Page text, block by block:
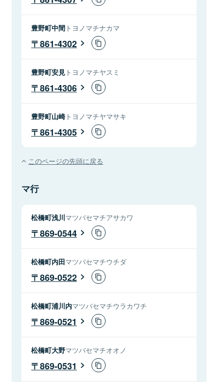
豊野町中間 トヨノマチナカマ
861-4302
豊野町安見 トヨノマチヤスミ
861-4306
豊野町山崎トヨノマチヤマサキ
861-4305
このページの先頭に戻る
マ行
松橋町浅川マツバセマチアサカワ
869-0544
松橋町内田マツバセマチウチダ
869-0522
松橋町浦川内マツバセマチウラカワチ
869-0521
松橋町大野マツバセマチオオノ
869-0531